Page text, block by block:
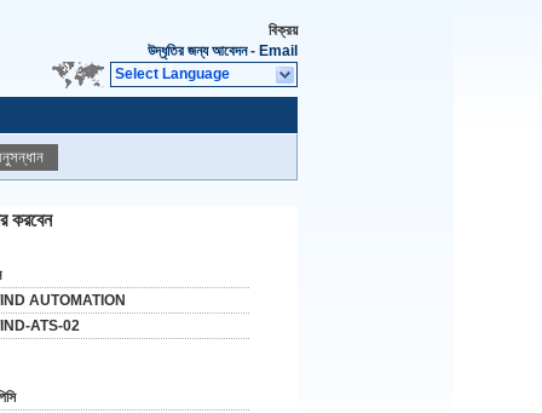
বিক্রয়
উদ্ধৃতির জন্য আবেদন- Email
Select Language
করবেন
AUTOMATION
ATS-02